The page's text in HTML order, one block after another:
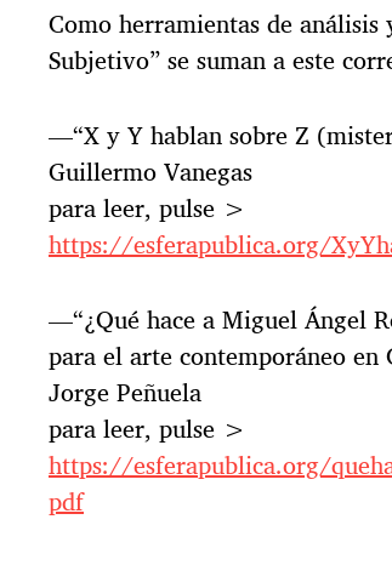
Como herramientas de
Subjetivo” se suman a este
—“X y Y hablan sobre Z
Guillermo Vanegas
para leer, pulse >
https://esferapublica.org/
—“¿Qué hace a Miguel Ángel
para el arte contemporáneo en
Jorge Peñuela
para leer, pulse >
https://esferapublica.org/
pdf